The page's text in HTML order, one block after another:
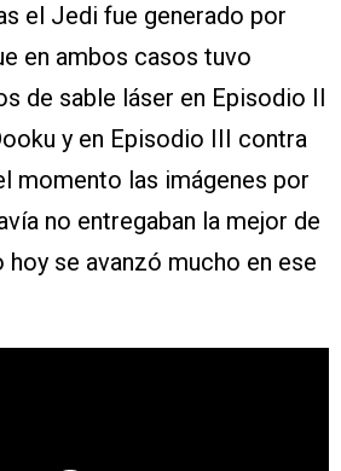
el Jedi fue generado por
en ambos casos tuvo
de sable láser en Episodio II
y en Episodio III contra
momento las imágenes por
no entregaban la mejor de
hoy se avanzó mucho en ese